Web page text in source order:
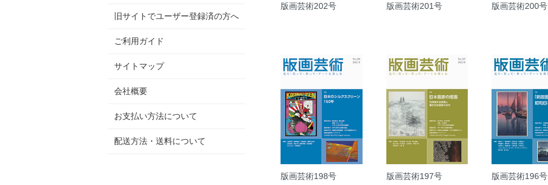
版画芸術202号 版画芸術201号 版画芸術200号
版画芸術198号 版画芸術197号 版画芸術196号
旧サイトでユーザー登録済の方へ
ご利用ガイド
サイトマップ
会社概要
お支払い方法について
配送方法・送料について